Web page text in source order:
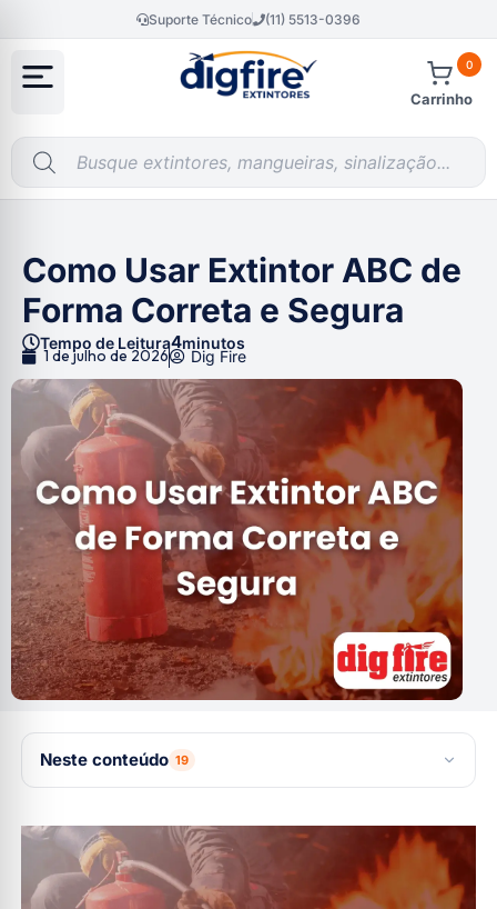
Suporte Técnico (11) 5513-0396
Carrinho
0
Como Usar Extintor ABC de
Forma Correta e Segura
Tempo de Leitura4minutos
1 de julho de 2026 Dig Fire
Neste conteúdo 19
O Que é o Extintor ABC e Para Que Serve?
Passo a Passo: Como Usar Extintor ABC Corretamente
1. Identifique o tipo de incêndio